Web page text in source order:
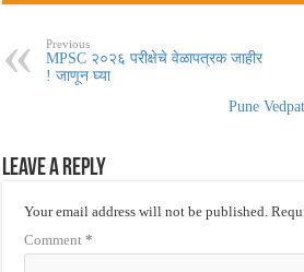
Previous
MPSC २०२६ परीक्षेचे वेळापत्रक जाहीर
! जाणून घ्या
Pune
Leave a Reply
Your email address will not be published.
Comment*